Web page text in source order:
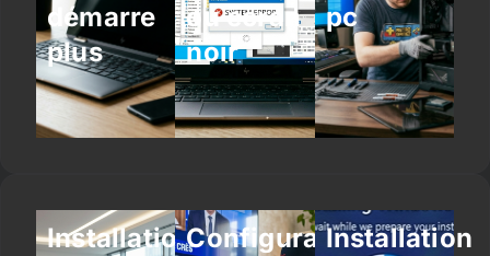
démarre
plus
ou écran
noir
pc
InstallationConfigurationInstallation